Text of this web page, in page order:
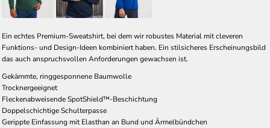
Ein echtes Premium-Sweatshirt, bei dem wir robustes Material mit cleveren
Funktions- und Design-Ideen kombiniert haben. Ein stilsicheres Erscheinungsbild
das auch anspruchsvollen Anforderungen gewachsen ist.
Gekämmte, ringgesponnene Baumwolle
Trocknergeeignet
Fleckenabweisende SpotShield™-Beschichtung
Doppelschichtige Schulterpasse
Gerippte Einfassung mit Elasthan an Bund und Ärmelbündchen